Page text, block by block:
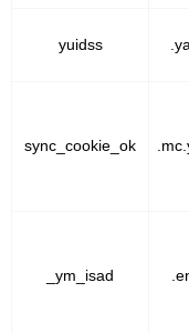
yuidss
sync_cookie_ok
_ym_isad